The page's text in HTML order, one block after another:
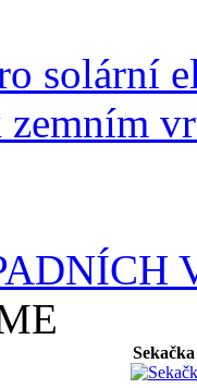
solární